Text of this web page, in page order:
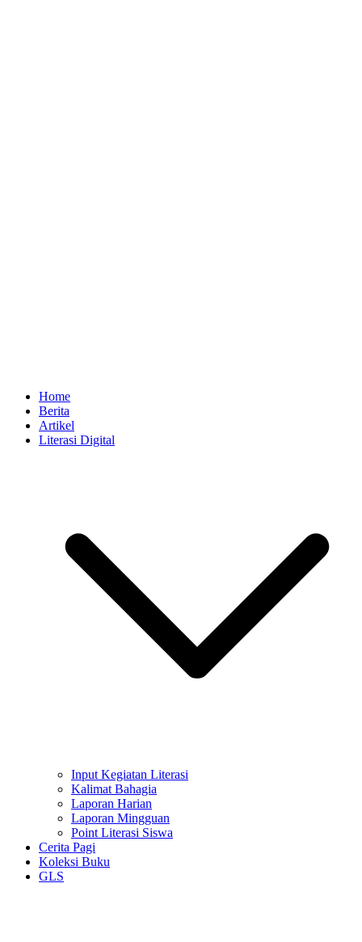
Home
Berita
Artikel
Literasi Digital
Input Kegiatan Literasi
Kalimat Bahagia
Laporan Harian
Laporan Mingguan
Point Literasi Siswa
Cerita Pagi
Koleksi Buku
GLS